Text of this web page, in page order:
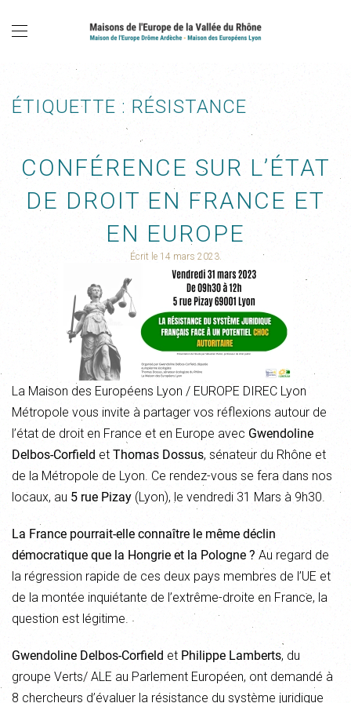
ÉTIQUETTE : RÉSISTANCE
CONFÉRENCE SUR L’ÉTAT
DE DROIT EN FRANCE ET
EN EUROPE
Écrit le 14 mars 2023.
La Maison des Européens Lyon / EUROPE DIREC Lyon
Métropole vous invite à partager vos réflexions autour de
l’état de droit en France et en Europe avec Gwendoline
Delbos-Corfield et Thomas Dossus, sénateur du Rhône et
de la Métropole de Lyon. Ce rendez-vous se fera dans nos
locaux, au 5 rue Pizay (Lyon), le vendredi 31 Mars à 9h30.
La France pourrait-elle connaître le même déclin
démocratique que la Hongrie et la Pologne ? Au regard de
la régression rapide de ces deux pays membres de l’UE et
de la montée inquiétante de l’extrême-droite en France, la
question est légitime.
Gwendoline Delbos-Corfield et Philippe Lamberts, du
groupe Verts/ ALE au Parlement Européen, ont demandé à
8 chercheurs d’évaluer la résistance du système juridique